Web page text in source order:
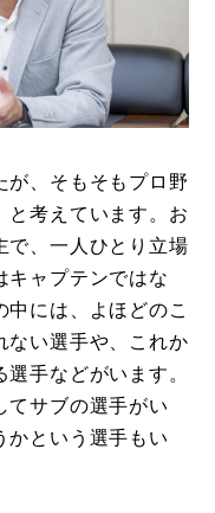
が、そもそもプロ野
と考えています。お
で、一人ひとり立場
キャプテンではな
中には、よほどのこ
ない選手や、これか
手などがいます。
てサブの選手がい
かという選手もい